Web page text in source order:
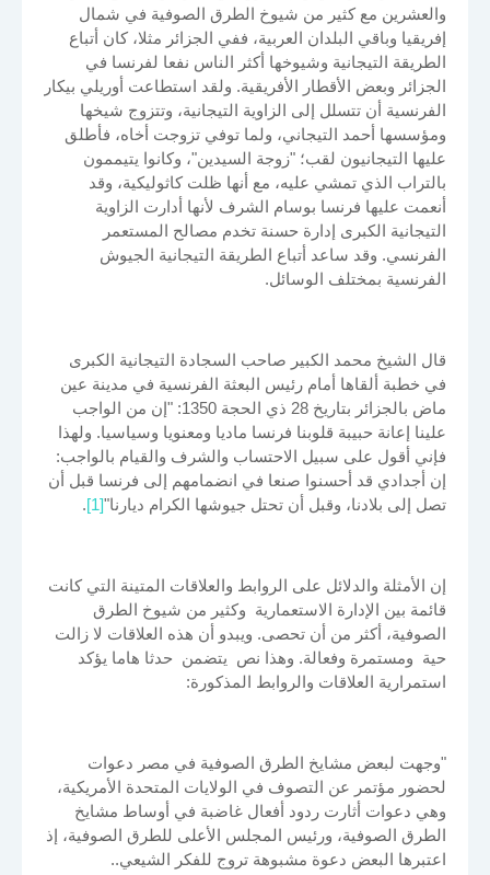
والعشرين مع كثير من شيوخ الطرق الصوفية في شمال
إفريقيا وباقي البلدان العربية، ففي الجزائر مثلا، كان أتباع
الطريقة التيجانية وشيوخها أكثر الناس نفعا لفرنسا في
الجزائر وبعض الأقطار الأفريقية. ولقد استطاعت أوريلي بيكار
الفرنسية أن تتسلل إلى الزاوية التيجانية، وتتزوج شيخها
ومؤسسها أحمد التيجاني، ولما توفي تزوجت أخاه، فأطلق
عليها التيجانيون لقب؛ "زوجة السيدين"، وكانوا يتيممون
بالتراب الذي تمشي عليه، مع أنها ظلت كاثوليكية، وقد
أنعمت عليها فرنسا بوسام الشرف لأنها أدارت الزاوية
التيجانية الكبرى إدارة حسنة تخدم مصالح المستعمر
الفرنسي. وقد ساعد أتباع الطريقة التيجانية الجيوش
الفرنسية بمختلف الوسائل.
قال الشيخ محمد الكبير صاحب السجادة التيجانية الكبرى
في خطبة ألقاها أمام رئيس البعثة الفرنسية في مدينة عين
ماض بالجزائر بتاريخ 28 ذي الحجة 1350: "إن من الواجب
علينا إعانة حبيبة قلوبنا فرنسا ماديا ومعنويا وسياسيا. ولهذا
فإني أقول على سبيل الاحتساب والشرف والقيام بالواجب:
إن أجدادي قد أحسنوا صنعا في انضمامهم إلى فرنسا قبل أن
تصل إلى بلادنا، وقبل أن تحتل جيوشها الكرام ديارنا"[1]
.
إن الأمثلة والدلائل على الروابط والعلاقات المتينة التي كانت
قائمة بين الإدارة الاستعمارية وكثير من شيوخ الطرق
الصوفية، أكثر من أن تحصى. ويبدو أن هذه العلاقات لا زالت
حية ومستمرة وفعالة. وهذا نص يتضمن حدثا هاما يؤكد
استمرارية العلاقات والروابط المذكورة:
"وجهت لبعض مشايخ الطرق الصوفية في مصر دعوات
لحضور مؤتمر عن التصوف في الولايات المتحدة الأمريكية،
وهي دعوات أثارت ردود أفعال غاضبة في أوساط مشايخ
الطرق الصوفية، ورئيس المجلس الأعلى للطرق الصوفية، إذ
اعتبرها البعض دعوة مشبوهة تروج للفكر الشيعي..